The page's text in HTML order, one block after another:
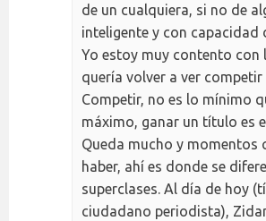
de un cualquiera, si no de
inteligente y con capacidad
Yo estoy muy contento con
quería volver a ver
Competir, no es lo mínimo
máximo, ganar un título es
Queda mucho y momentos
haber, ahí es donde se
superclases. Al día de hoy
ciudadano periodista),